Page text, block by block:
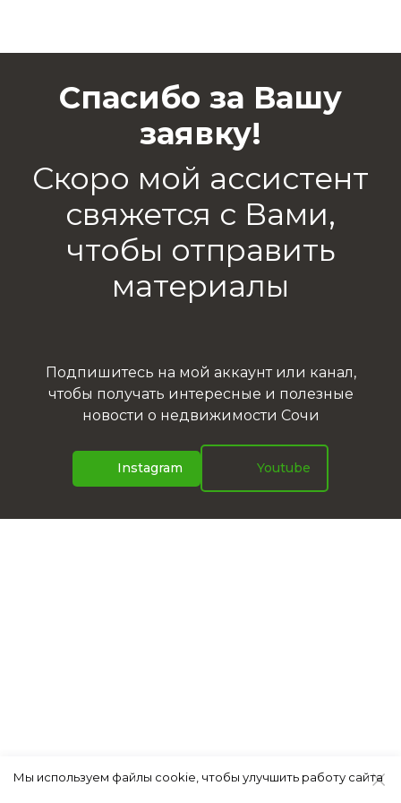
Спасибо за Вашу
заявку!
Скоро мой ассистент
свяжется с Вами,
чтобы отправить
материалы
Подпишитесь на мой аккаунт или канал,
чтобы получать интересные и полезные
новости о недвижимости Сочи
Instagram Youtube
Мы используем файлы cookie, чтобы улучшить работу сайта